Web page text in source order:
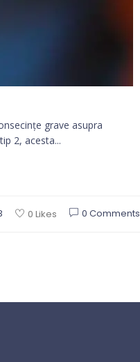
grave asupra
2, acesta...
0 Likes 0 Comments